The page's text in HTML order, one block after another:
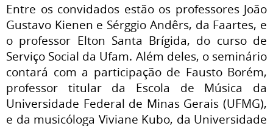
Entre os convidados estão os professores João
Gustavo Kienen e Sérggio Andêrs, da Faartes, e
o professor Elton Santa Brígida, do curso de
Serviço Social da Ufam. Além deles, o seminário
contará com a participação de Fausto Borém,
professor titular da Escola de Música da
Universidade Federal de Minas Gerais (UFMG),
e da musicóloga Viviane Kubo, da Universidade